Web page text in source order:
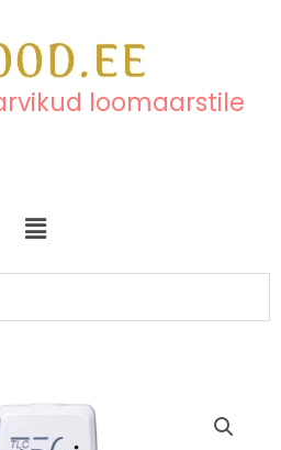
loomaarstile
Menu